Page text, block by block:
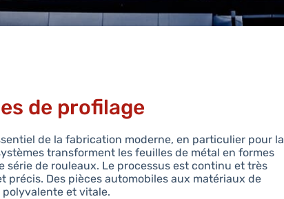
de profilage
de la fabrication moderne, en particulier pour la
transforment les feuilles de métal en formes
de rouleaux. Le processus est continu et très
Des pièces automobiles aux matériaux de
et vitale.